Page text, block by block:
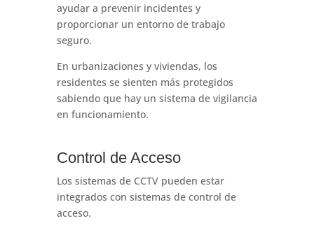
ayudar a prevenir incidentes y
proporcionar un entorno de trabajo
seguro.
En urbanizaciones y viviendas, los
residentes se sienten más protegidos
sabiendo que hay un sistema de vigilancia
en funcionamiento.
Control de Acceso
Los sistemas de CCTV pueden estar
integrados con sistemas de control de
acceso.